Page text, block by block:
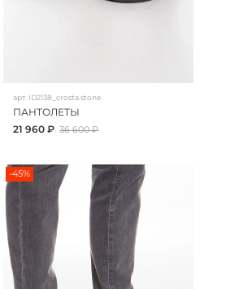
арт. ID2138_crosta stone
ПАНТОЛЕТЫ
21 960 ₽ 36 600 ₽
-45%